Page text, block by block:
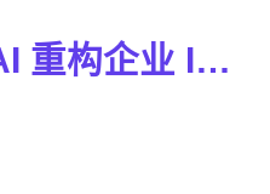
AI 重构企业 IT 格局，甲方自研时代到来！